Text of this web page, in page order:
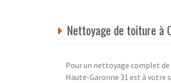
Nettoyage de toiture à
Pour un nettoyage complet
Haute-Garonne 31 est à votre